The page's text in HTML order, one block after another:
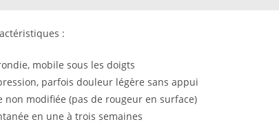
:
mobile sous les doigts
parfois douleur légère sans appui
non modifiée (pas de rougeur en surface)
en une à trois semaines